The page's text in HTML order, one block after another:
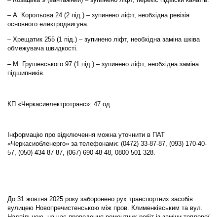
– А. Корольова 24 (2 під.) – зупинено ліфт, необхідна ревізія
основного електродвигуна.
– Хрещатик 255 (1 під.) – зупинено ліфт, необхідна заміна шківа
обмежувача швидкості.
– М. Грушевського 97 (1 під.) – зупинено ліфт, необхідна заміна
підшипників.
КП «Черкасиелектротранс»: 47 од.
Інформацію про відключення можна уточнити в ПАТ
«Черкасиобленерго» за телефонами: (0472) 33-87-87, (093) 170-40-
57, (050) 434-87-87, (067) 690-48-48, 0800 501-328.
До 31 жовтня 2025 року заборонено рух транспортних засобів
вулицею Новопречистенською між пров. Клименківським та вул.